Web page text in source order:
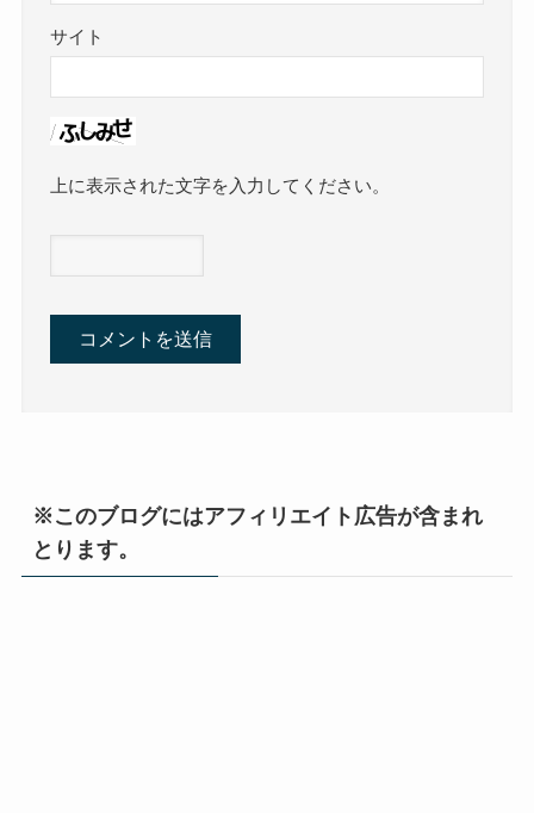
サイト
上に表示された文字を入力してください。
※このブログにはアフィリエイト広告が含まれ
とります。